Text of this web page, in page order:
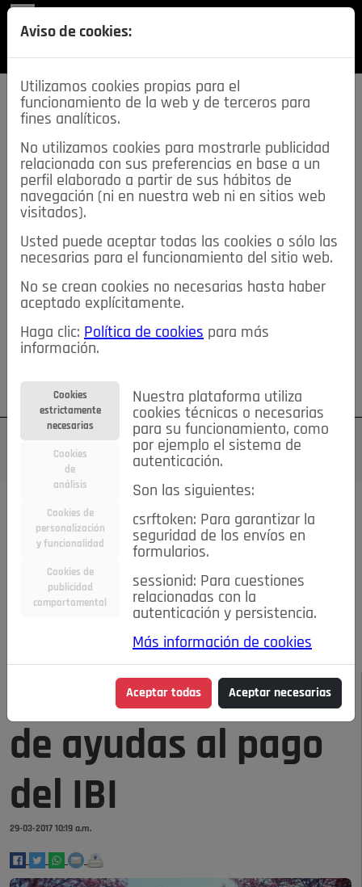
SECCIONES
descarga esta
REVISTA
≡NOTICIAS
NOTICIAS SERVICIOS DE INTERÉS
TABLÓN DE ANUNCIOS MIS ANUNCIOS CONTACTO
NOSOTROS
Su cuenta Regístrese ¿Olvidó su contraseña?
Todas las noticias..
#TePrestoMisOjos Caridad
Ciencia&Tecnología
Economía
Entretenimiento
Estilo de Vida
Internacional
Madrid Opinión IN
Pozuelo de Alarcón
Salud 🔴 En Directo
NOTICIAS
Nueva convocatoria
de ayudas al pago
del IBI
29-03-2017 10:19 a.m.
Aviso de cookies:
Utilizamos cookies propias para el
funcionamiento de la web y de terceros para
fines analíticos.
No utilizamos cookies para mostrarle publicidad
relacionada con sus preferencias en base a un
perfil elaborado a partir de sus hábitos de
navegación (ni en nuestra web ni en sitios web
visitados).
Usted puede aceptar todas las cookies o sólo las
necesarias para el funcionamiento del sitio web.
No se crean cookies no necesarias hasta haber
aceptado explícitamente.
Haga clic: Política de cookies para más
información.
Cookies
estrictamente
necesarias
Cookies
de
análisis
Cookies de
personalización
y funcionalidad
Cookies de
publicidad
comportamental
Nuestra plataforma utiliza
cookies técnicas o necesarias
para su funcionamiento, como
por ejemplo el sistema de
autenticación.
Son las siguientes:
csrftoken: Para garantizar la
seguridad de los envíos en
formularios.
sessionid: Para cuestiones
relacionadas con la
autenticación y persistencia.
Más información de cookies
Aceptar todas Aceptar necesarias